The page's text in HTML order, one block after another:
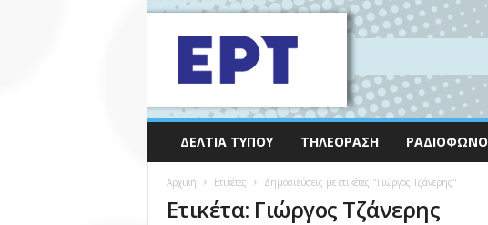
ΔΕΛΤΊΑ ΤΎΠΟΥ ΤΗΛΕΌΡΑΣΗ ΡΑΔΙΌΦΩΝΟ
Αρχική Ετικέτες Δημοσιεύσεις με ετικέτες "Γιώργος Τζάνερης"
Ετικέτα: Γιώργος Τζάνερης